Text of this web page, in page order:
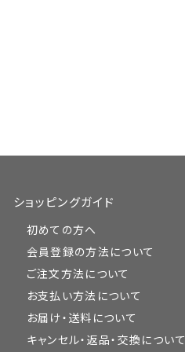
ショッピングガイド
初めての方へ
会員登録の方法について
ご注文方法について
お支払い方法について
お届け・送料について
キャンセル・返品・交換について